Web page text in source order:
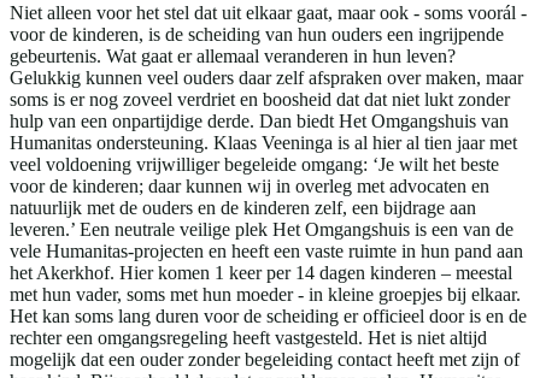
Niet alleen voor het stel dat uit elkaar gaat, maar ook - soms voorál -
voor de kinderen, is de scheiding van hun ouders een ingrijpende
gebeurtenis. Wat gaat er allemaal veranderen in hun leven?
Gelukkig kunnen veel ouders daar zelf afspraken over maken, maar
soms is er nog zoveel verdriet en boosheid dat dat niet lukt zonder
hulp van een onpartijdige derde. Dan biedt Het Omgangshuis van
Humanitas ondersteuning. Klaas Veeninga is al hier al tien jaar met
veel voldoening vrijwilliger begeleide omgang: ‘Je wilt het beste
voor de kinderen; daar kunnen wij in overleg met advocaten en
natuurlijk met de ouders en de kinderen zelf, een bijdrage aan
leveren.’ Een neutrale veilige plek Het Omgangshuis is een van de
vele Humanitas-projecten en heeft een vaste ruimte in hun pand aan
het Akerkhof. Hier komen 1 keer per 14 dagen kinderen – meestal
met hun vader, soms met hun moeder - in kleine groepjes bij elkaar.
Het kan soms lang duren voor de scheiding er officieel door is en de
rechter een omgangsregeling heeft vastgesteld. Het is niet altijd
mogelijk dat een ouder zonder begeleiding contact heeft met zijn of